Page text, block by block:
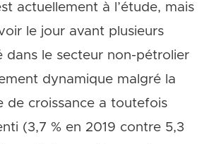
actuellement à l’étude, mais
le jour avant plusieurs
dans le secteur non-pétrolier
dynamique malgré la
de croissance a toutefois
(3,7 % en 2019 contre 5,3